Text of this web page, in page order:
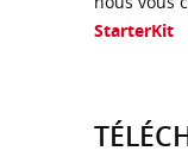
StarterKit